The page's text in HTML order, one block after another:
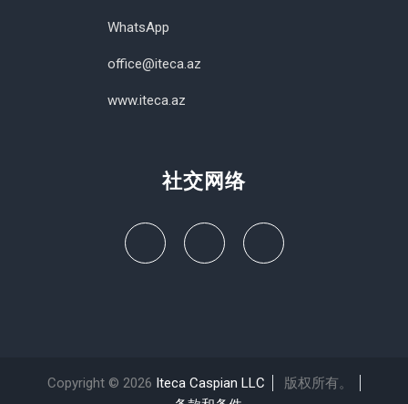
WhatsApp
office@iteca.az
www.iteca.az
社交网络
Copyright © 2026 Iteca Caspian LLC
版权所有。